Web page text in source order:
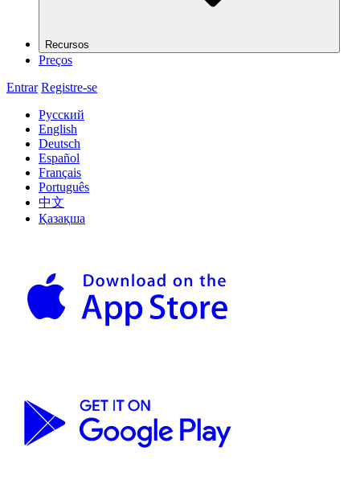
Recursos
Preços
Entrar Registre-se
Русский
English
Deutsch
Español
Français
Português
中文
Қазақша